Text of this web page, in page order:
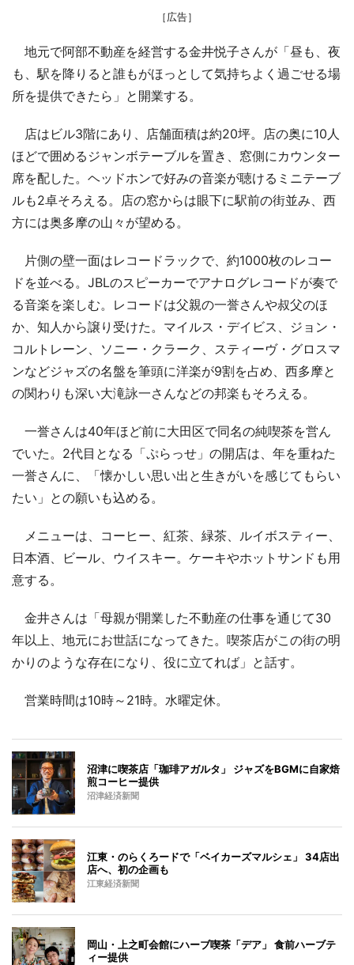
［広告］
地元で阿部不動産を経営する金井悦子さんが「昼も、夜
も、駅を降りると誰もがほっとして気持ちよく過ごせる場
所を提供できたら」と開業する。
店はビル3階にあり、店舗面積は約20坪。店の奥に10人
ほどで囲めるジャンボテーブルを置き、窓側にカウンター
席を配した。ヘッドホンで好みの音楽が聴けるミニテーブ
ルも2卓そろえる。店の窓からは眼下に駅前の街並み、西
方には奥多摩の山々が望める。
片側の壁一面はレコードラックで、約1000枚のレコー
ドを並べる。JBLのスピーカーでアナログレコードが奏で
る音楽を楽しむ。レコードは父親の一誉さんや叔父のほ
か、知人から譲り受けた。マイルス・デイビス、ジョン・
コルトレーン、ソニー・クラーク、スティーヴ・グロスマ
ンなどジャズの名盤を筆頭に洋楽が9割を占め、西多摩と
の関わりも深い大滝詠一さんなどの邦楽もそろえる。
一誉さんは40年ほど前に大田区で同名の純喫茶を営ん
でいた。2代目となる「ぷらっせ」の開店は、年を重ねた
一誉さんに、「懐かしい思い出と生きがいを感じてもらい
たい」との願いも込める。
メニューは、コーヒー、紅茶、緑茶、ルイボスティー、
日本酒、ビール、ウイスキー。ケーキやホットサンドも用
意する。
金井さんは「母親が開業した不動産の仕事を通じて30
年以上、地元にお世話になってきた。喫茶店がこの街の明
かりのような存在になり、役に立てれば」と話す。
営業時間は10時～21時。水曜定休。
沼津に喫茶店「珈琲アガルタ」 ジャズをBGMに自家焙
煎コーヒー提供
沼津経済新聞
江東・のらくろードで「ベイカーズマルシェ」 34店出
店へ、初の企画も
江東経済新聞
岡山・上之町会館にハーブ喫茶「デア」 食前ハーブテ
ィー提供